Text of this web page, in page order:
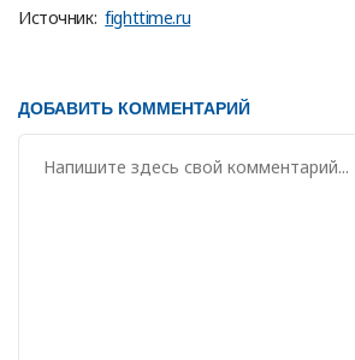
Источник: fighttime.ru
ДОБАВИТЬ КОММЕНТАРИЙ